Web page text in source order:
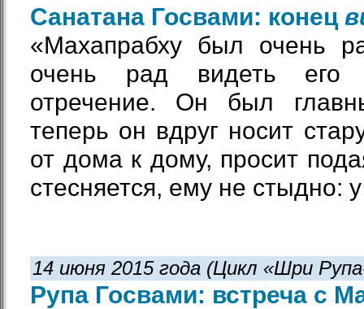
Санатана Госвами: конец
«Махапрабху был очень
очень рад видеть
отречение. Он был
теперь он вдруг носит
от дома к дому, просит
стесняется, ему не стыдно: у
14 июня 2015 года (Цикл «Шри
Рупа Госвами: встреча с